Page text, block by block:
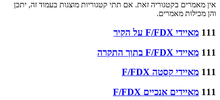
אין מאמרים בקטגוריה זאת. אם תתי קטגוריות מוצגות בעמוד זה, יתכן
והן מכילות מאמרים.
111 מאיידי F/FDX על הקיר
111 מאיידי F/FDX בתוך התקרה
111 מאיידי קסטה F/FDX
111 מאיידים אנכיים F/FDX